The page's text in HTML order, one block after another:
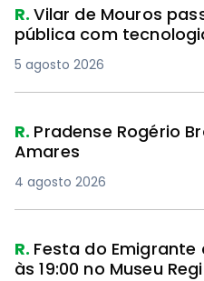
R.Vilar de Mouros
pública com
5 agosto 2026
R. Pradense Rogério
Amares
4 agosto 2026
R. Festa do
às 19:00 no Museu